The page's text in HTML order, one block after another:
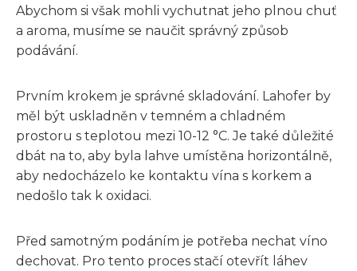
Abychom si však mohli vychutnat jeho plnou chuť
a aroma, musíme se naučit správný způsob
podávání.
Prvním krokem je správné skladování. Lahofer by
měl být uskladněn v temném a chladném
prostoru s teplotou mezi 10-12 °C. Je také důležité
dbát na to, aby byla lahve umístěna horizontálně,
aby nedocházelo ke kontaktu vína s korkem a
nedošlo tak k oxidaci.
Před samotným podáním je potřeba nechat víno
dechovat. Pro tento proces stačí otevřít láhev